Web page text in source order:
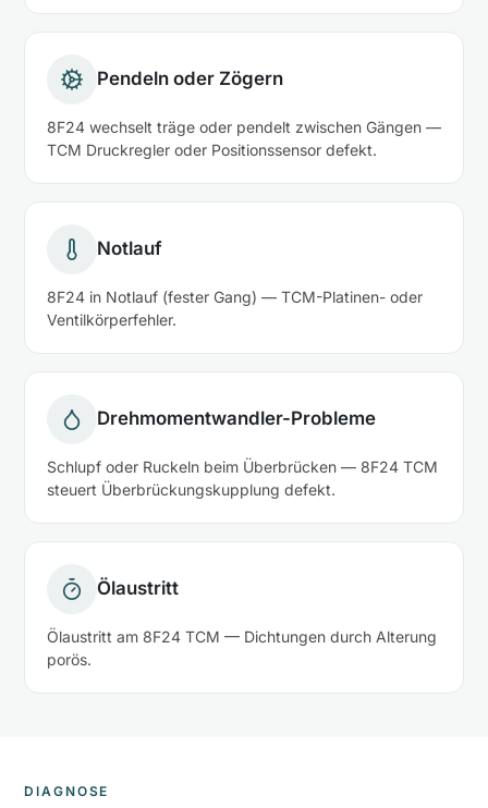
Pendeln oder Zögern
8F24 wechselt träge oder pendelt zwischen Gängen —
TCM Druckregler oder Positionssensor defekt.
Notlauf
8F24 in Notlauf (fester Gang) — TCM-Platinen- oder
Ventilkörperfehler.
Drehmomentwandler-Probleme
Schlupf oder Ruckeln beim Überbrücken — 8F24 TCM
steuert Überbrückungskupplung defekt.
Ölaustritt
Ölaustritt am 8F24 TCM — Dichtungen durch Alterung
porös.
DIAGNOSE